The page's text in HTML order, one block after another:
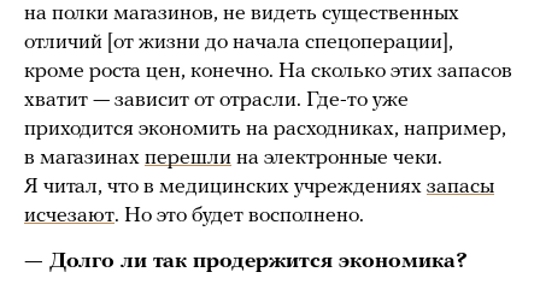
на полки магазинов, не видеть существенных
отличий [от жизни до начала спецоперации],
кроме роста цен, конечно. На сколько этих запасов
хватит — зависит от отрасли. Где-то уже
приходится экономить на расходниках, например,
в магазинах перешли на электронные чеки.
Я читал, что в медицинских учреждениях запасы
исчезают. Но это будет восполнено.
— Долго ли так продержится экономика?